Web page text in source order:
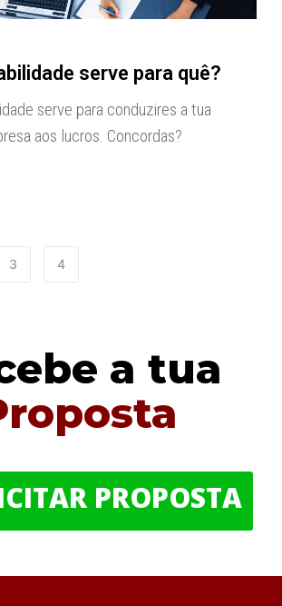
serve para quê?
serve para conduzires a tua
aos lucros. Concordas?
3 4
a tua
PROPOSTA